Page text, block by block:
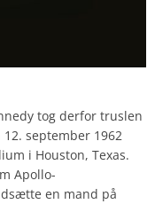
tog derfor truslen
september 1962
i Houston, Texas.
Apollo-
en mand på